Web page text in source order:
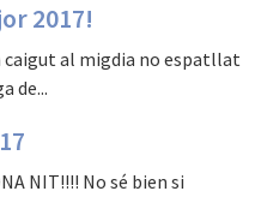
2017!
caigut al migdia no espatllat
de...
NIT!!!! No sé bien si